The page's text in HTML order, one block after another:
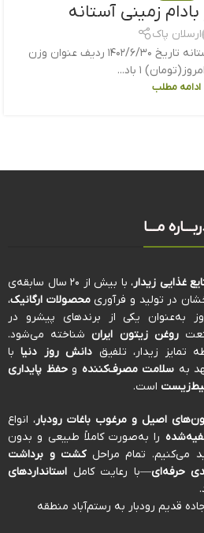
زمینی آستانه
ارسلان پاک
قیمت امروز بادام زمینی آستانه تاریخ ۱۴۰۲/۶/۳۰ ردیف عنوان وزن
۱ باد...
ادامه مطلب
مـــا
غذایی زیدار
، با بیش از ۲۰ سال سابقه‌ی
در تولید و فرآوریمحصولات ارگانیک،
به‌عنوان یکی از برندهای پیشرو در
روغن زیتون ایرانشناخته می‌شود.
تمایز زیدار، تلفیق دانش روز دنیابا
به سلامت مصرف‌کننده وحفظ پایداری
است.
اصیل و مرغوب باغات رودبار، انواع
را به‌صورت کاملاً طبیعی و بدون
می‌کنیم. تمام مراحلکشت و برداشت
حرفه‌ای—با رعایت کامل استانداردهای
– رودبار – کیلومتر ۴ جاده قدیم رودبار به رستم‌آباد منطقه